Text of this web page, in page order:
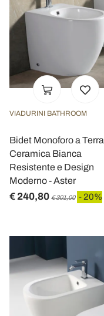
VIADURINI BATHROOM
Bidet Monoforo a
Ceramica Bianca
Resistente e Design
Moderno - Aster
€ 240,80 € 301,00 - 20%